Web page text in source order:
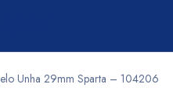
Unha 29mm Sparta – 104206